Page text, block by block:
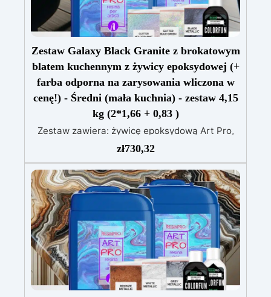
Zestaw Galaxy Black Granite z brokatowym
blatem kuchennym z żywicy epoksydowej (+
farba odporna na zarysowania wliczona w
cenę!) - Średni (mała kuchnia) - zestaw 4,15
kg (2*1,66 + 0,83 )
Zestaw zawiera: żywicę epoksydową Art Pro,
Czarny pigment Sahara czarny barwnik
Holograficzny srebrny brokat OPALIZUJĄCY
BROKAT niebiesko-zielony Farba Polishield
Gloss 100 odporna na zarysowania alkohol
izopropylowy 99,9% Przekształć swoją kuchnię
w oazę luksusu dzięki naszemu ekskluzywnemu
zestawowi Granit Black Galaxy, wzbogaconemu
o błyszczące brokaty, do blatu roboczego z
żywicy epoksydowej. Ten zestaw oferuje
nowoczesną i luksusową estetykę, dodając
nutę wyrafinowania do Twojej przestrzeni
kulinarnej. Granit Black Galaxy, z jego lśniącymi
zł730,32